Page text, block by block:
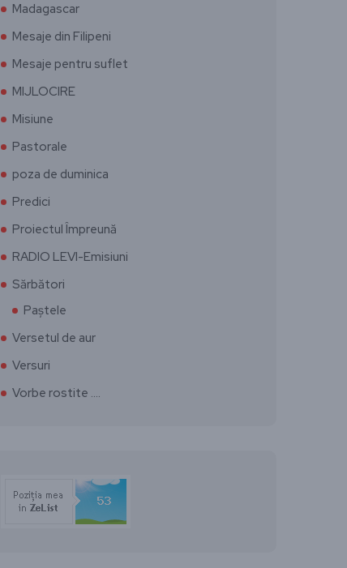
Madagascar
Mesaje din Filipeni
Mesaje pentru suflet
MIJLOCIRE
Misiune
Pastorale
poza de duminica
Predici
Proiectul Împreună
RADIO LEVI-Emisiuni
Sărbători
Paștele
Versetul de aur
Versuri
Vorbe rostite ….